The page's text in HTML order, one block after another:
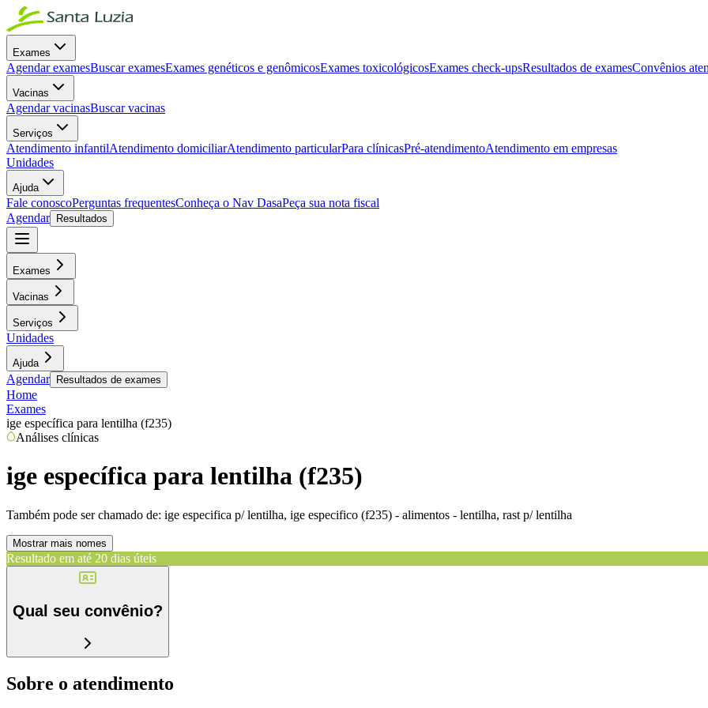
Exames
Agendar examesBuscar examesExames genéticos e genômicosExames toxicológicosExames check-upsResultados de examesConvênios
Vacinas
Agendar vacinasBuscar vacinas
Serviços
Atendimento infantilAtendimento domiciliarAtendimento particularPara clínicasPré-atendimentoAtendimento em empresas
Unidades
Ajuda
Fale conoscoPerguntas frequentesConheça o Nav DasaPeça sua nota fiscal
Agendar
Resultados
Exames
Vacinas
Serviços
Unidades
Ajuda
Agendar Resultados de exames
Home
Exames
ige específica para lentilha (f235)
Análises clínicas
ige específica para lentilha (f235)
Também pode ser chamado de: ige especifica p/ lentilha, ige especifico (f235) - alimentos - lentilha, rast p/ lentilha
Mostrar mais nomes
Resultado em até 20 dias úteis
Qual seu convênio?
Sobre o atendimento